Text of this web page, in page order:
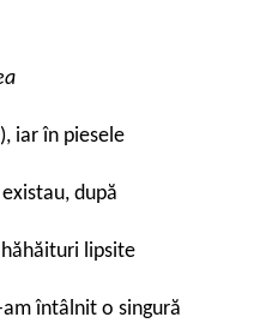
iar în piesele
după
lipsite
întâlnit o singură